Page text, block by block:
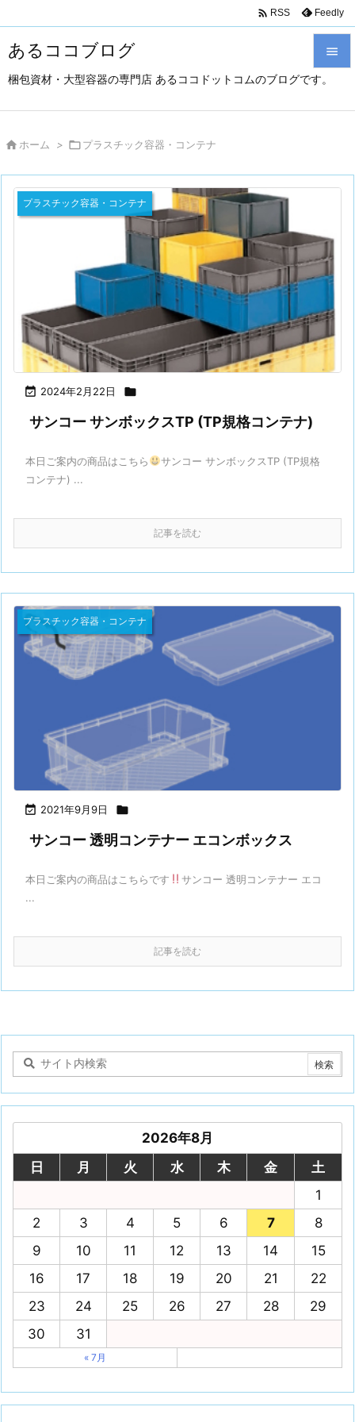
あるココブログ
梱包資材・大型容器の専門店 あるココドットコムのブログです。



検索
 RSS Feedly
 ホーム > プラスチック容器・コンテナ
 2024年2月22日 
プラスチック容器・コンテナ
サンコー サンボックスTP (TP規格コンテナ)
本日ご案内の商品はこちら
サンコー サンボックスTP (TP規格
コンテナ) ...
記事を読む
 2021年9月9日 
プラスチック容器・コンテナ
サンコー 透明コンテナー エコンボックス
本日ご案内の商品はこちらです
サンコー 透明コンテナー エコ
...
記事を読む
2026年8月
日
月 火 水 木 金
土
1
2
3 4 5 6 7
8
9
10 11 12 13 14
15
16
17 18 19 20 21
22
23
24 25 26 27 28
29
30
31
« 7月